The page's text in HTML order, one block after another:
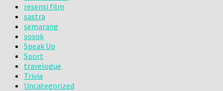
resensi film
sastra
semarang
sosok
Speak Up
Sport
travelogue
Trivia
Uncategorized